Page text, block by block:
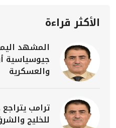
الأكثر قراءة
المشهد
جيوسياسية
والعسكرية
ترامب
للخليج